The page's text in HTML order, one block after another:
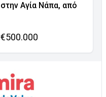
στην Αγία Νάπα, από
€500.000